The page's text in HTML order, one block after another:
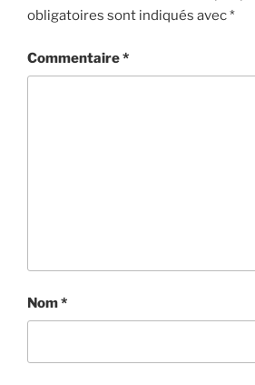
obligatoires sont indiqués avec*
Commentaire*
Nom*